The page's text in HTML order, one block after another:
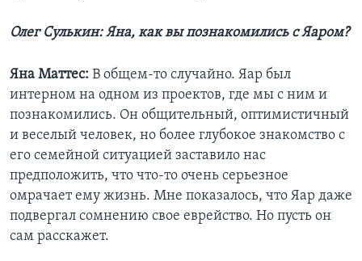
Олег Сулькин: Яна, как вы познакомились с Яаром?
Яна Маттес: В общем-то случайно. Яар был
интерном на одном из проектов, где мы с ним и
познакомились. Он общительный, оптимистичный
и веселый человек, но более глубокое знакомство с
его семейной ситуацией заставило нас
предположить, что что-то очень серьезное
омрачает ему жизнь. Мне показалось, что Яар даже
подвергал сомнению свое еврейство. Но пусть он
сам расскажет.